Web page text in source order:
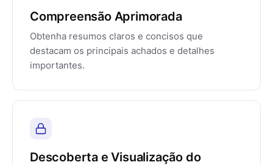
Compreensão Aprimorada
Obtenha resumos claros e concisos que
destacam os principais achados e detalhes
importantes.
Descoberta e Visualização do